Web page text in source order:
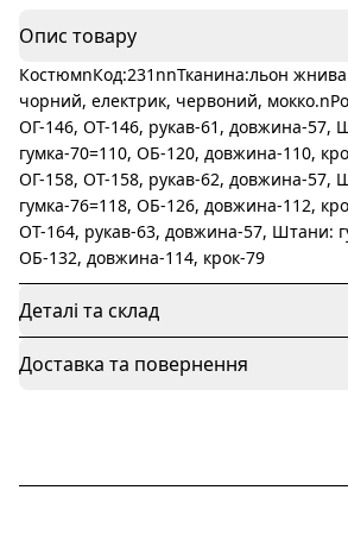
Опис товару
КостюмnКод:231nnТканина:льон
чорний, електрик, червоний,
ОГ-146, ОТ-146, рукав-61, довжина-57,
гумка-70=110, ОБ-120, довжина-110,
ОГ-158, ОТ-158, рукав-62, довжина-57,
гумка-76=118, ОБ-126, довжина-112,
ОТ-164, рукав-63, довжина-57, Штани:
ОБ-132, довжина-114, крок-79
Деталі та склад
Доставка та повернення